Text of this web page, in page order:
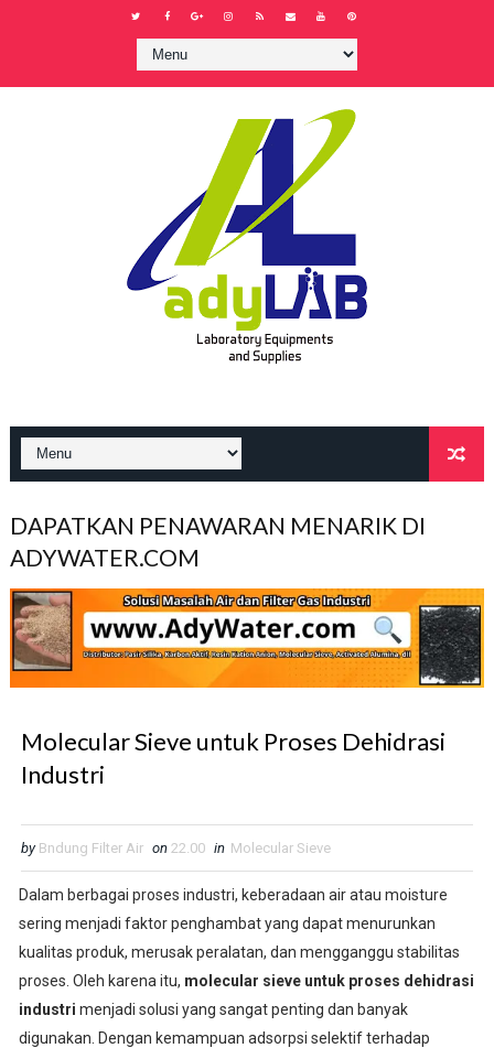
DAPATKAN PENAWARAN MENARIK DI
ADYWATER.COM
Molecular Sieve untuk Proses Dehidrasi
Industri
by Bndung Filter Air on 22.00 in Molecular Sieve
Dalam berbagai proses industri, keberadaan air atau moisture
sering menjadi faktor penghambat yang dapat menurunkan
kualitas produk, merusak peralatan, dan mengganggu stabilitas
proses. Oleh karena itu, molecular sieve untuk proses dehidrasi
industri menjadi solusi yang sangat penting dan banyak
digunakan. Dengan kemampuan adsorpsi selektif terhadap